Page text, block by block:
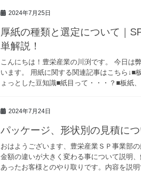
2024年7月25日
厚紙の種類と選定について｜
単解説！
こんにちは！豊栄産業の川渕です。 今日は
います。 用紙に関する関連記事はこちら↓■
ょっとした豆知識■紙目って・・・？■板紙
2024年7月24日
パッケージ、形状別の見積に
おはようございます、豊栄産業ＳＰ事業部
金額の違いが大きく変わる事について説明
あったお客様とのやり取りです。内容を説